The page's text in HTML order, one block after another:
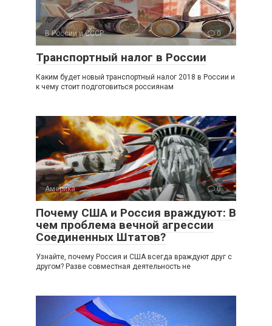
В России и СССР 0
Транспортный налог в России
Каким будет новый транспортный налог 2018 в России и
к чему стоит подготовиться россиянам
Америка 0
Почему США и Россия враждуют: В
чем проблема вечной агрессии
Соединенных Штатов?
Узнайте, почему Россия и США всегда враждуют друг с
другом? Разве совместная деятельность не